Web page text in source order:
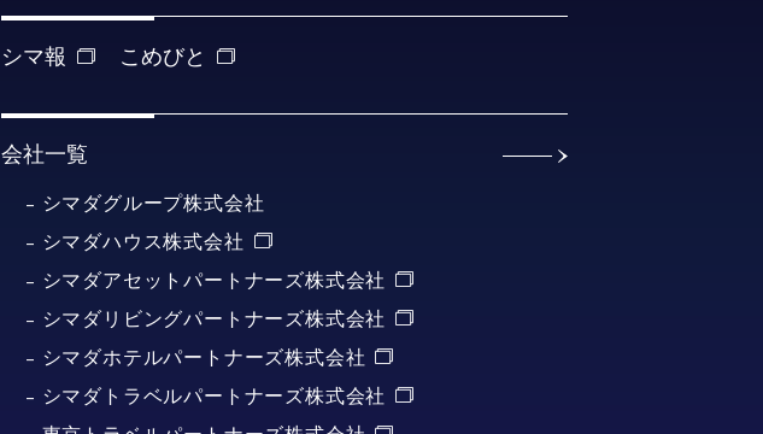
シマ報 こめびと
会社一覧
シマダグループ株式会社
シマダハウス株式会社
シマダアセットパートナーズ株式会社
シマダリビングパートナーズ株式会社
シマダホテルパートナーズ株式会社
シマダトラベルパートナーズ株式会社